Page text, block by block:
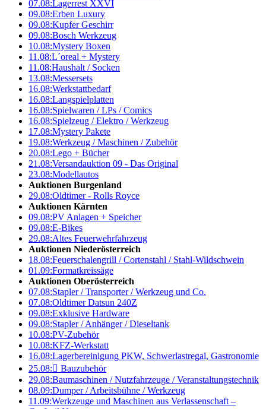
07.08:Lagerrest XXVI
09.08:Erben Luxury
09.08:Kupfer Geschirr
09.08:Bosch Werkzeug
10.08:Mystery Boxen
11.08:L´oreal + Mystery
11.08:Haushalt / Socken
13.08:Messersets
16.08:Werkstattbedarf
16.08:Langspielplatten
16.08:Spielwaren / LPs / Comics
16.08:Spielzeug / Elektro / Werkzeug
17.08:Mystery Pakete
19.08:Werkzeug / Maschinen / Zubehör
20.08:Lego + Bücher
21.08:Versandauktion 09 - Das Original
23.08:Modellautos
Auktionen Burgenland
29.08:Oldtimer - Rolls Royce
Auktionen Kärnten
09.08:PV Anlagen + Speicher
09.08:E-Bikes
29.08:Altes Feuerwehrfahrzeug
Auktionen Niederösterreich
18.08:Feuerschalengrill / Cortenstahl / Stahl-Wildschwein
01.09:Formatkreissäge
Auktionen Oberösterreich
07.08:Stapler / Transporter / Werkzeug und Co.
07.08:Oldtimer Datsun 240Z
09.08:Exklusive Hardware
09.08:Stapler / Anhänger / Dieseltank
10.08:PV-Zubehör
10.08:KFZ-Werkstatt
16.08:Lagerbereinigung PKW, Schwerlastregal, Gastronomie
25.08: Bauzubehör
29.08:Baumaschinen / Nutzfahrzeuge / Veranstaltungstechnik
08.09:Dumper / Arbeitsbühne / Werkzeug
11.09:Werkzeuge und Maschinen aus Verlassenschaft –